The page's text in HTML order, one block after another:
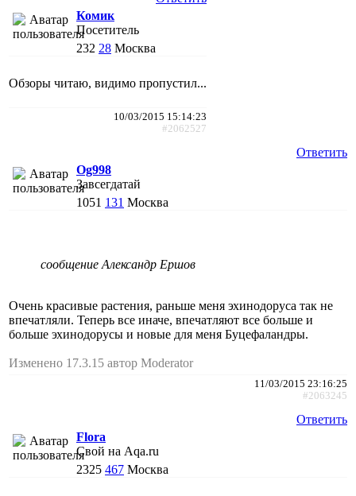
Комик
Посетитель
232 28 Москва
Обзоры читаю, видимо пропустил...
10/03/2015 15:14:23
#2062527
Ответить
Og998
Завсегдатай
1051 131 Москва
сообщение Александр Ершов
Очень красивые растения, раньше меня эхинодоруса так не
впечатляли. Теперь все иначе, впечатляют все больше и
больше эхинодорусы и новые для меня Буцефаландры.
Изменено 17.3.15 автор Moderator
11/03/2015 23:16:25
#2063245
Ответить
Flora
Свой на Aqa.ru
2325 467 Москва